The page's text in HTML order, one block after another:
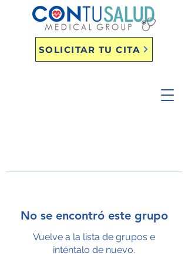
SOLICITAR TU CITA
No se encontró este grupo
Vuelve a la lista de grupos e
inténtalo de nuevo.